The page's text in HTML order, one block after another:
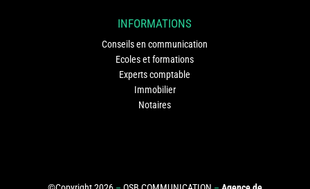
INFORMATIONS
Conseils en communication
Ecoles et formations
Experts comptable
Immobilier
Notaires